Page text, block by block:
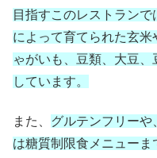
目指すこのレストラン
によって育てられた玄
ゃがいも、豆類、大豆
しています。
また、 グルテンフリーや
は糖質制限食メニュー